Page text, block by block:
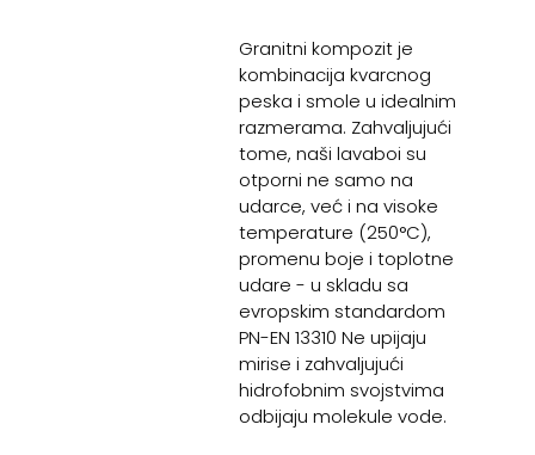
Granitni kompozit je
kombinacija kvarcnog
peska i smole u idealnim
razmerama. Zahvaljujući
tome, naši lavaboi su
otporni ne samo na
udarce, već i na visoke
temperature (250°C),
promenu boje i toplotne
udare - u skladu sa
evropskim standardom
PN-EN 13310 Ne upijaju
mirise i zahvaljujući
hidrofobnim svojstvima
odbijaju molekule vode.